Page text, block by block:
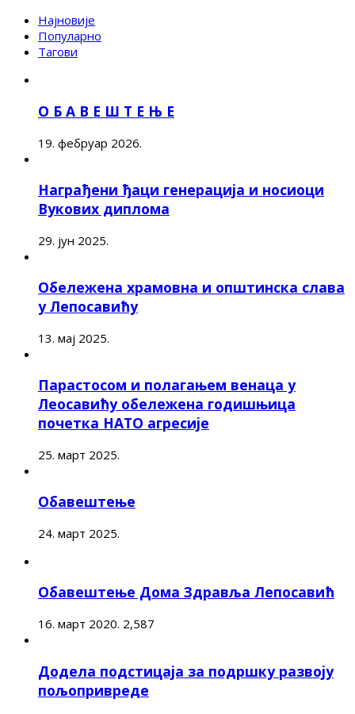
Најновије
Популарно
Тагови
О Б А В Е Ш Т Е Њ Е
19. фебруар 2026.
Награђени ђаци генерација и носиоци
Вукових диплома
29. јун 2025.
Обележена храмовна и општинска слава
у Лепосавићу
13. мај 2025.
Парастосом и полагањем венаца у
Леосавићу обележена годишњица
почетка НАТО агресије
25. март 2025.
Обавештење
24. март 2025.
Обавештење Дома Здравља Лепосавић
16. март 2020. 2,587
Додела подстицаја за подршку развоју
пољопривреде